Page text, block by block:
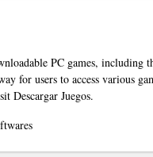
PC games, including
for users to access various
Descargar Juegos.